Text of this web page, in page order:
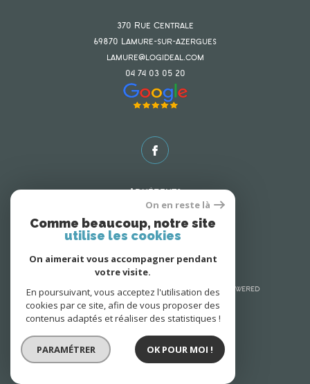
370 Rue Centrale
69870 lamure-sur-azergues
lamure@logideal.com
04 74 03 05 20
© 2026 | Tous droits réservés | Traduction powered
by Google |
Nos honoraires
Politique RGPD
On en reste là
Comme beaucoup, notre site
utilise les cookies
On aimerait vous accompagner pendant
votre visite.
En poursuivant, vous acceptez l'utilisation des
cookies par ce site, afin de vous proposer des
contenus adaptés et réaliser des statistiques !
PARAMÉTRER OK POUR MOI !